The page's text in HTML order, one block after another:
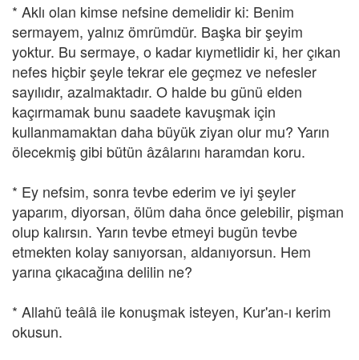
* Aklı olan kimse nefsine demelidir ki: Benim
sermayem, yalnız ömrümdür. Başka bir şeyim
yoktur. Bu sermaye, o kadar kıymetlidir ki, her çıkan
nefes hiçbir şeyle tekrar ele geçmez ve nefesler
sayılıdır, azalmaktadır. O halde bu günü elden
kaçırmamak bunu saadete kavuşmak için
kullanmamaktan daha büyük ziyan olur mu? Yarın
ölecekmiş gibi bütün âzâlarını haramdan koru.
* Ey nefsim, sonra tevbe ederim ve iyi şeyler
yaparım, diyorsan, ölüm daha önce gelebilir, pişman
olup kalırsın. Yarın tevbe etmeyi bugün tevbe
etmekten kolay sanıyorsan, aldanıyorsun. Hem
yarına çıkacağına delilin ne?
* Allahü teâlâ ile konuşmak isteyen, Kur'an-ı kerim
okusun.